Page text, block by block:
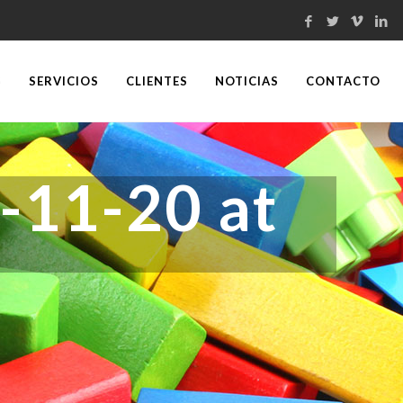
SERVICIOS CLIENTES NOTICIAS CONTACTO
11-20 at